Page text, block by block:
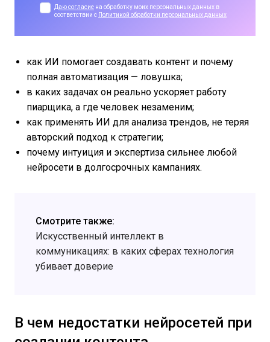
Даю согласие на обработку моих персональных данных в
соответствии с
Политикой обработки персональных данных
как ИИ помогает создавать контент и почему
полная автоматизация — ловушка;
в каких задачах он реально ускоряет работу
пиарщика, а где человек незаменим;
как применять ИИ для анализа трендов, не теряя
авторский подход к стратегии;
почему интуиция и экспертиза сильнее любой
нейросети в долгосрочных кампаниях.
Смотрите также:
Искусственный интеллект в
коммуникациях: в каких сферах технология
убивает доверие
В чем недостатки нейросетей при